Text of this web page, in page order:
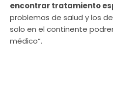
encontrar tratamiento
problemas de salud y los
solo en el continente
médico”.